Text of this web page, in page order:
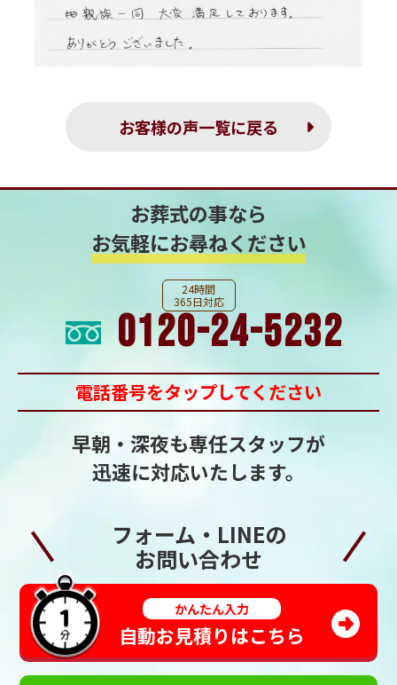
お客様の声一覧に戻る
お葬式の事なら
お気軽にお尋ねください
24時間
365日対応
0120-24-5232
電話番号をタップしてください
早朝・深夜も専任スタッフが
迅速に対応いたします。
フォーム・LINEの
お問い合わせ
かんたん入力
自動お見積りはこちら